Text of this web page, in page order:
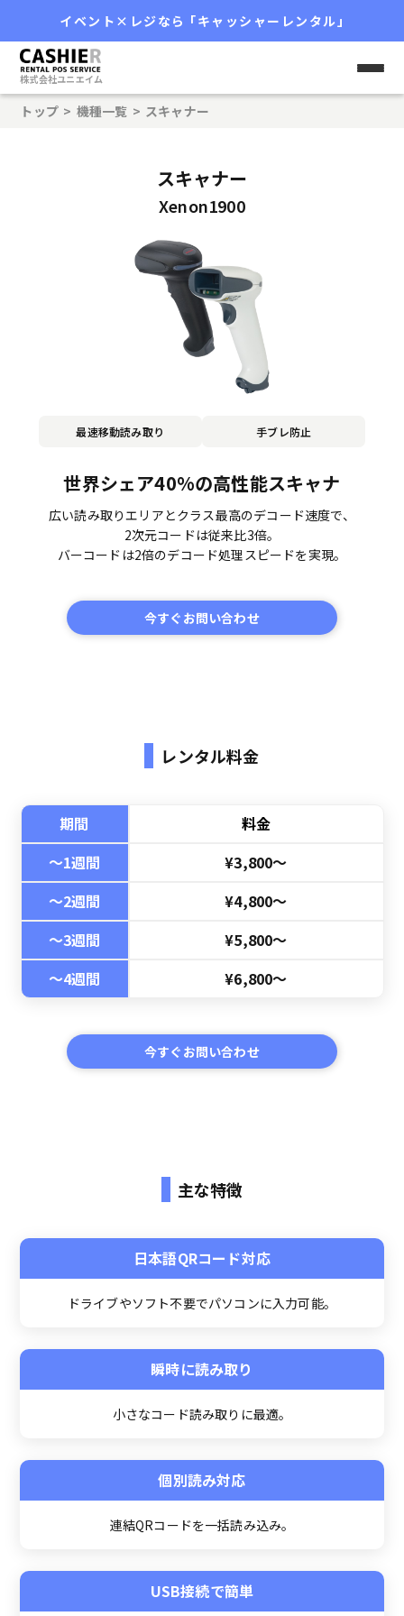
イベント レンタル
×レジなら 「キャッシャーレンタル」
株式会社ユニエイム
トップ > 機種一覧 > スキャナー
スキャナー
Xenon1900
最速移動読み取り 手ブレ防止
世界シェア40%の高性能スキャナ
広い読み取りエリアとクラス最高のデコード速度で、
2次元コードは従来比3倍。
バーコードは2倍のデコード処理スピードを実現。
今すぐお問い合わせ
レンタル料金
期間
料金
〜1週間
¥3,800～
〜2週間
¥4,800～
〜3週間
¥5,800～
〜4週間
¥6,800～
今すぐお問い合わせ
主な特徴
日本語QRコード対応
ドライブやソフト不要でパソコンに入力可能。
瞬時に読み取り
小さなコード読み取りに最適。
個別読み対応
連結QRコードを一括読み込み。
USB接続で簡単